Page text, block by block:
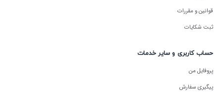
قوانین و مقررات
ثبت شکایات
حساب کاربری و سایر خدمات
پروفایل من
پیگیری سفارش